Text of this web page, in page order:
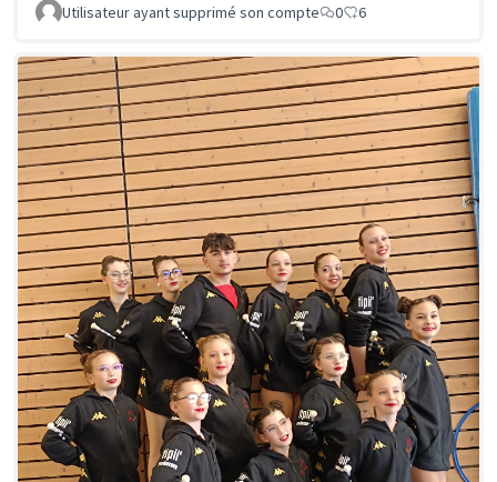
Utilisateur ayant supprimé son compte
0 6